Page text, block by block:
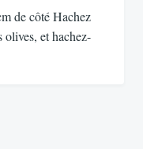
de côté Hachez
et hachez-